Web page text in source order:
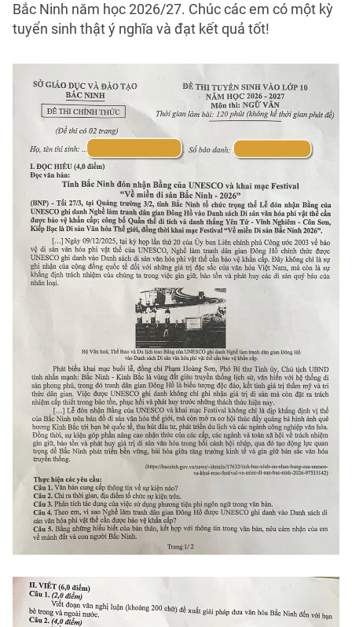
Bắc Ninh năm học 2026/27. Chúc các em có một kỳ
tuyển sinh thật ý nghĩa và đạt kết quả tốt!